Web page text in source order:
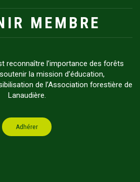
MEMBRE
reconnaître l’importance des forêts
la mission d’éducation,
de l’Association forestière de
Lanaudière.
Adhérer